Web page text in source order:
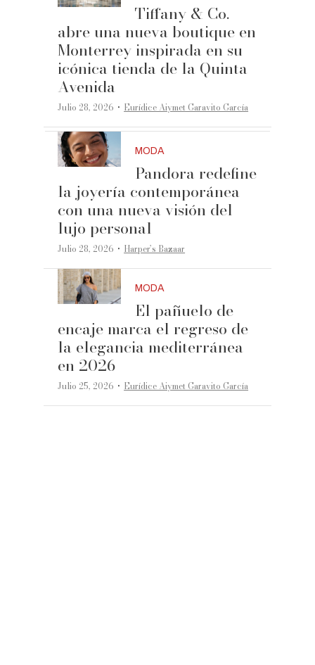
Tiffany & Co.
abre una nueva boutique en
Monterrey inspirada en su
icónica tienda de la Quinta
Avenida
Julio 28, 2026 ·Eurídice Aiymet Garavito García
MODA
Pandora redefine
la joyería contemporánea
con una nueva visión del
lujo personal
Julio 28, 2026 ·Harper’s Bazaar
MODA
El pañuelo de
encaje marca el regreso de
la elegancia mediterránea
en 2026
Julio 25, 2026 ·Eurídice Aiymet Garavito García